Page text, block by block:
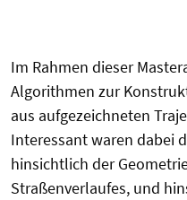
Im Rahmen dieser
Algorithmen zur
aus aufgezeichneten
Interessant waren dabei
hinsichtlich der
Straßenverlaufes, und